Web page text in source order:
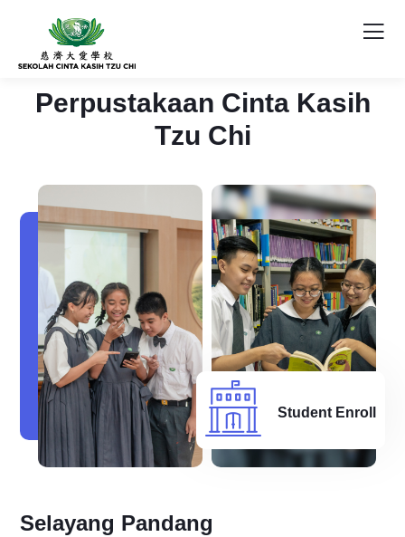
Perpustakaan Cinta Kasih
Tzu Chi
Student Enroll
Selayang Pandang